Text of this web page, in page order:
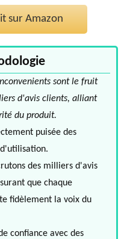
sur Amazon
sont le fruit
d'avis clients, alliant
du produit.
puisée des
des milliers d'avis
que chaque
fidèlement la voix du
confiance avec des